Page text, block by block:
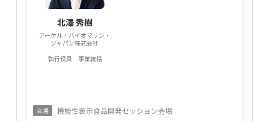
北澤 秀樹
アーケル・バイオマリン・
ジャパン株式会社
執行役員 事業統括
会場 機能性表示食品開発セッション会場